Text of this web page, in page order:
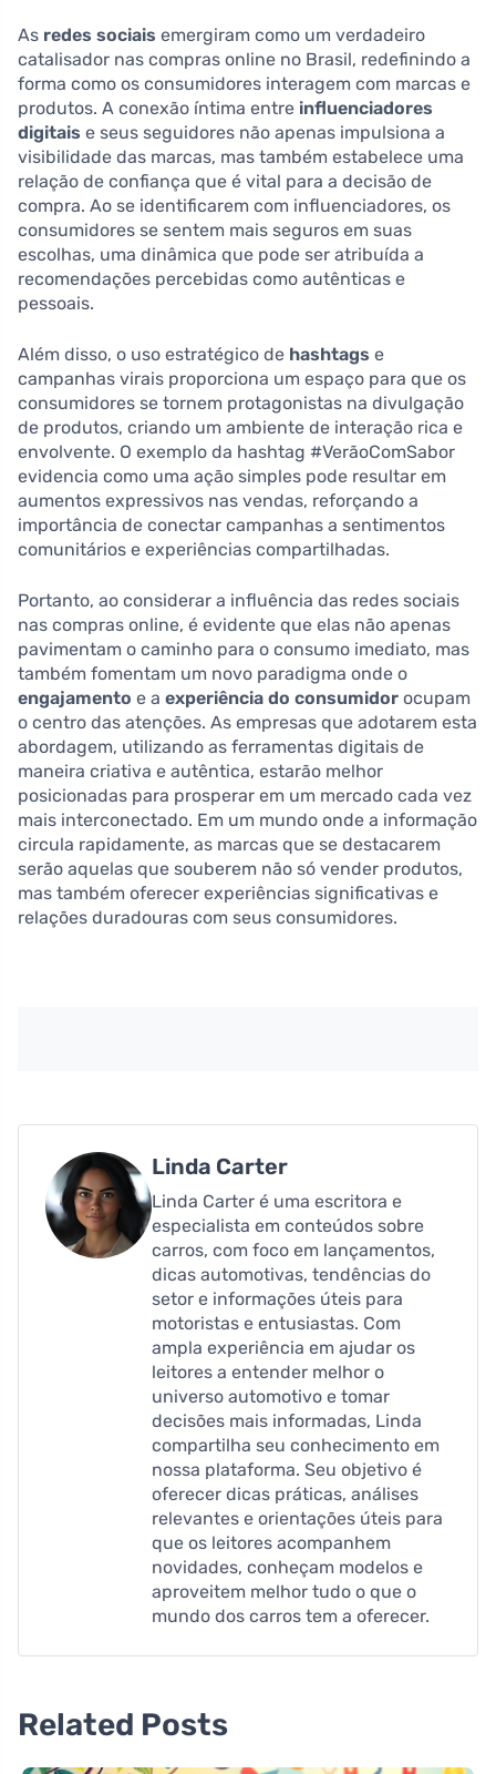
As redes sociais emergiram como um verdadeiro
catalisador nas compras online no Brasil, redefinindo a
forma como os consumidores interagem com marcas e
produtos. A conexão íntima entre influenciadores
digitais e seus seguidores não apenas impulsiona a
visibilidade das marcas, mas também estabelece uma
relação de confiança que é vital para a decisão de
compra. Ao se identificarem com influenciadores, os
consumidores se sentem mais seguros em suas
escolhas, uma dinâmica que pode ser atribuída a
recomendações percebidas como autênticas e
pessoais.
Além disso, o uso estratégico de hashtags e
campanhas virais proporciona um espaço para que os
consumidores se tornem protagonistas na divulgação
de produtos, criando um ambiente de interação rica e
envolvente. O exemplo da hashtag #VerãoComSabor
evidencia como uma ação simples pode resultar em
aumentos expressivos nas vendas, reforçando a
importância de conectar campanhas a sentimentos
comunitários e experiências compartilhadas.
Portanto, ao considerar a influência das redes sociais
nas compras online, é evidente que elas não apenas
pavimentam o caminho para o consumo imediato, mas
também fomentam um novo paradigma onde o
engajamento e a experiência do consumidor ocupam
o centro das atenções. As empresas que adotarem esta
abordagem, utilizando as ferramentas digitais de
maneira criativa e autêntica, estarão melhor
posicionadas para prosperar em um mercado cada vez
mais interconectado. Em um mundo onde a informação
circula rapidamente, as marcas que se destacarem
serão aquelas que souberem não só vender produtos,
mas também oferecer experiências significativas e
relações duradouras com seus consumidores.
Linda Carter
Linda Carter é uma escritora e
especialista em conteúdos sobre
carros, com foco em lançamentos,
dicas automotivas, tendências do
setor e informações úteis para
motoristas e entusiastas. Com
ampla experiência em ajudar os
leitores a entender melhor o
universo automotivo e tomar
decisões mais informadas, Linda
compartilha seu conhecimento em
nossa plataforma. Seu objetivo é
oferecer dicas práticas, análises
relevantes e orientações úteis para
que os leitores acompanhem
novidades, conheçam modelos e
aproveitem melhor tudo o que o
mundo dos carros tem a oferecer.
Related Posts